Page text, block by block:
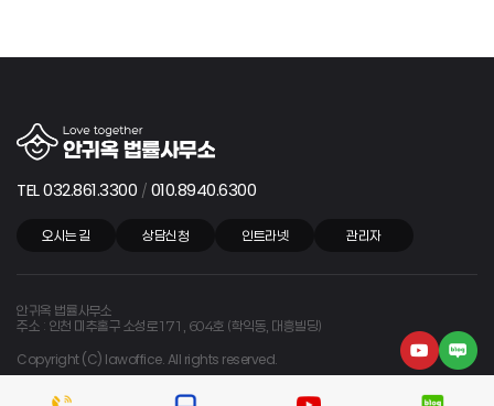
TEL 032.861.3300 / 010.8940.6300
오시는 길 상담신청 인트라넷 관리자
안귀옥 법률사무소
주소 : 인천 미추홀구 소성로171, 604호 (학익동, 대흥빌딩)
Copyright (C) lawoffice. All rights reserved.